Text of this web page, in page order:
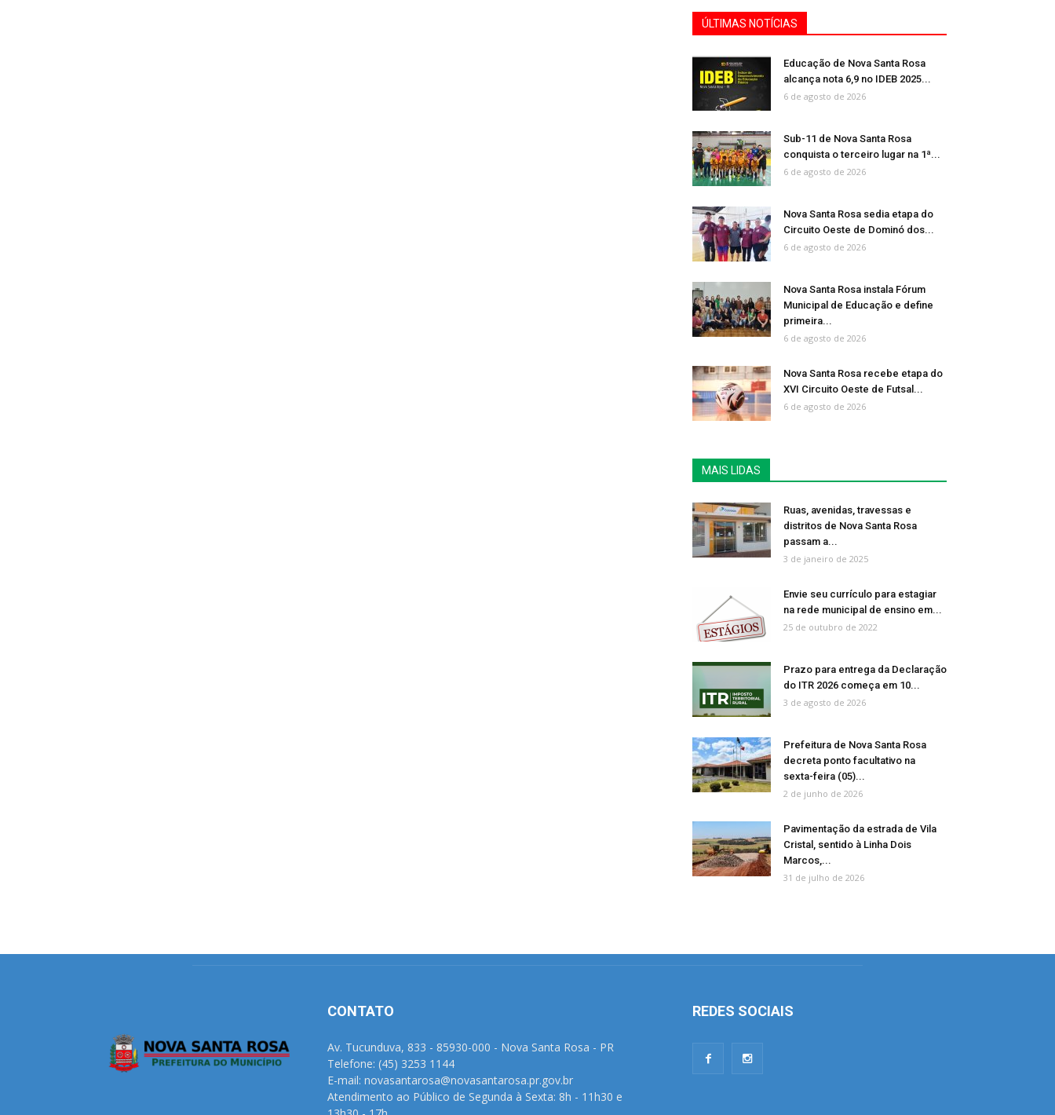
ÚLTIMAS NOTÍCIAS
Educação de Nova Santa Rosa
alcança nota 6,9 no IDEB 2025...
6 de agosto de 2026
Sub-11 de Nova Santa Rosa
conquista o terceiro lugar na 1ª...
6 de agosto de 2026
Nova Santa Rosa sedia etapa do
Circuito Oeste de Dominó dos...
6 de agosto de 2026
Nova Santa Rosa instala Fórum
Municipal de Educação e define
primeira...
6 de agosto de 2026
Nova Santa Rosa recebe etapa do
XVI Circuito Oeste de Futsal...
6 de agosto de 2026
MAIS LIDAS
Ruas, avenidas, travessas e
distritos de Nova Santa Rosa
passam a...
3 de janeiro de 2025
Envie seu currículo para estagiar
na rede municipal de ensino em...
25 de outubro de 2022
Prazo para entrega da Declaração
do ITR 2026 começa em 10...
3 de agosto de 2026
Prefeitura de Nova Santa Rosa
decreta ponto facultativo na
sexta-feira (05)...
2 de junho de 2026
Pavimentação da estrada de Vila
Cristal, sentido à Linha Dois
Marcos,...
31 de julho de 2026
CONTATO
Av. Tucunduva, 833 - 85930-000 - Nova Santa Rosa - PR
Telefone: (45) 3253 1144
E-mail: novasantarosa@novasantarosa.pr.gov.br
Atendimento ao Público de Segunda à Sexta: 8h - 11h30 e
REDES SOCIAIS